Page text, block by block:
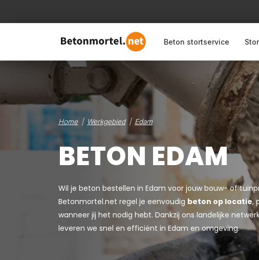
Beton stortservice
Home Werkgebied Edam
BETON EDAM
Wil je beton bestellen in Edam voor jouw bouw- of
Betonmortel.net regel je eenvoudig beton op locatie,
wanneer jij het nodig hebt. Dankzij ons landelijke
leveren we snel en efficiënt in Edam en omgeving.